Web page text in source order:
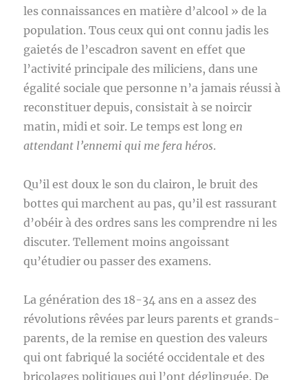
les connaissances en matière d’alcool » de la
population. Tous ceux qui ont connu jadis les
gaietés de l’escadron savent en effet que
l’activité principale des miliciens, dans une
égalité sociale que personne n’a jamais réussi à
reconstituer depuis, consistait à se noircir
matin, midi et soir. Le temps est long en
attendant l’ennemi qui me fera héros.
Qu’il est doux le son du clairon, le bruit des
bottes qui marchent au pas, qu’il est rassurant
d’obéir à des ordres sans les comprendre ni les
discuter. Tellement moins angoissant
qu’étudier ou passer des examens.
La génération des 18-34 ans en a assez des
révolutions rêvées par leurs parents et grands-
parents, de la remise en question des valeurs
qui ont fabriqué la société occidentale et des
bricolages politiques qui l’ont déglinguée. De